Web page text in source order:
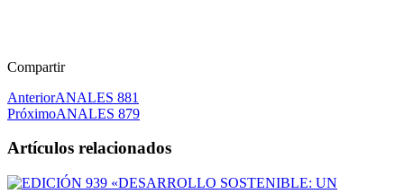
Compartir
AnteriorANALES 881
PróximoANALES 879
Artículos relacionados